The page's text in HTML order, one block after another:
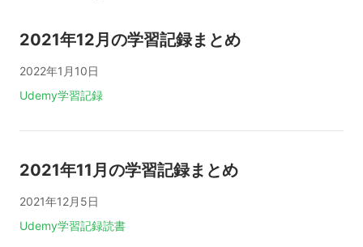
2021年12月の学習記録まとめ
2022年1月10日
タグ:
Udemy学習記録
2021年11月の学習記録まとめ
2021年12月5日
タグ:
Udemy学習記録読書